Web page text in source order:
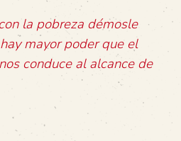
la pobreza démosle
mayor poder que el
conduce al alcance de